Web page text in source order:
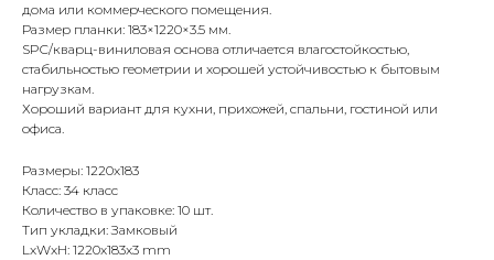
дома или коммерческого помещения.
Размер планки: 183×1220×3.5 мм.
SPC/кварц-виниловая основа отличается влагостойкостью,
стабильностью геометрии и хорошей устойчивостью к бытовым
нагрузкам.
Хороший вариант для кухни, прихожей, спальни, гостиной или
офиса.
Размеры: 1220x183
Класс: 34 класс
Количество в упаковке: 10 шт.
Тип укладки: Замковый
LxWxH: 1220x183x3 mm